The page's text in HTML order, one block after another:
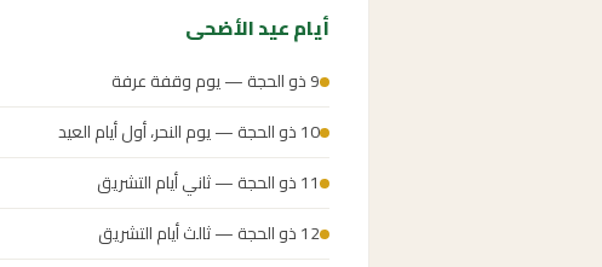
أيام عيد الأضحى
9 ذو الحجة — يوم وقفة عرفة
10 ذو الحجة — يوم النحر، أول أيام العيد
11 ذو الحجة — ثاني أيام التشريق
12 ذو الحجة — ثالث أيام التشريق